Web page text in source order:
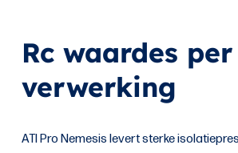
Rc waardes
verwerking
ATI Pro Nemesis levert sterke